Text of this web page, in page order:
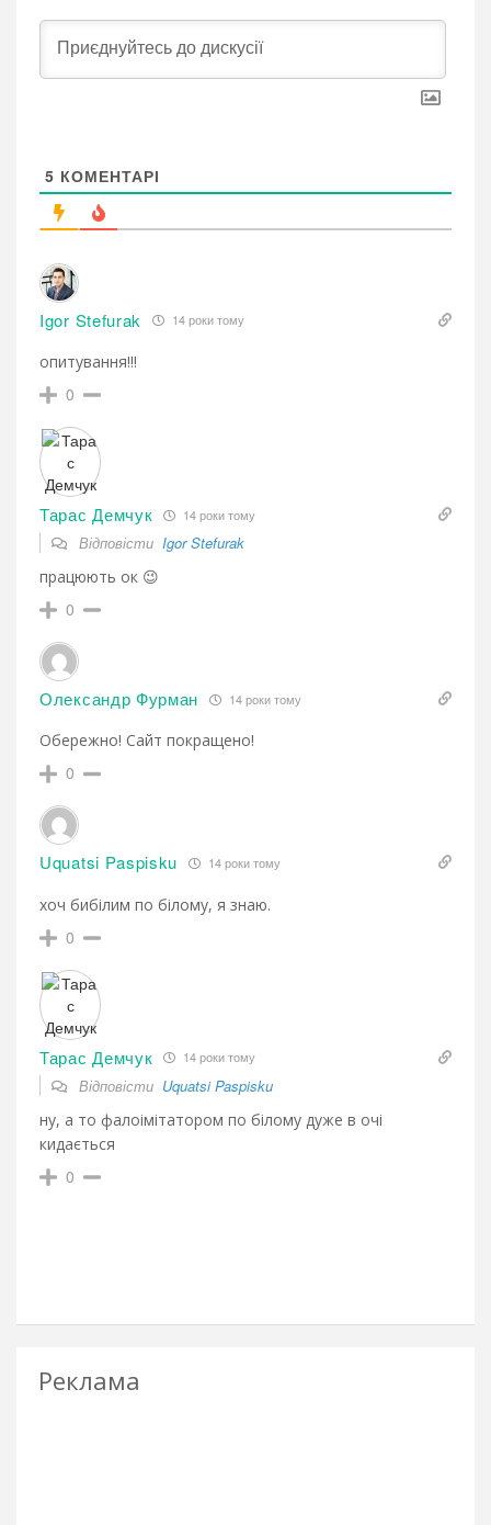
5 КОМЕНТАРІ
Igor Stefurak 14 роки тому
опитування!!!
0
Тарас Демчук 14 роки тому
Відповісти Igor Stefurak
працюють ок 😉
0
Олександр Фурман 14 роки тому
Обережно! Сайт покращено!
0
Uquatsi Paspisku 14 роки тому
хоч бибілим по білому, я знаю.
0
Тарас Демчук 14 роки тому
Відповісти Uquatsi Paspisku
ну, а то фалоімітатором по білому дуже в очі
кидається
0
Реклама